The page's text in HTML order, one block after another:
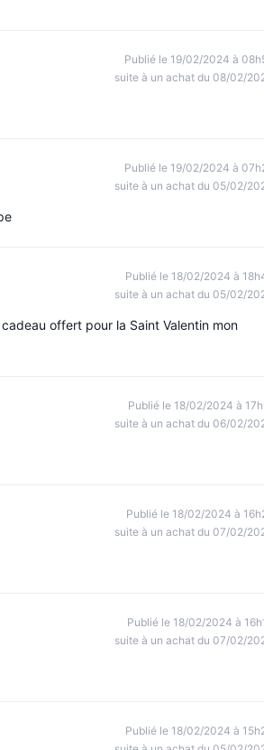
Publié le 19/02/2024 à
suite à un achat du 08/02/
Publié le 19/02/2024 à
suite à un achat du 05/02/
Publié le 18/02/2024 à
suite à un achat du 05/02/
offert pour la Saint Valentin mon
Publié le 18/02/2024 à
suite à un achat du 06/02/
Publié le 18/02/2024 à
suite à un achat du 07/02/
Publié le 18/02/2024 à
suite à un achat du 07/02/
Publié le 18/02/2024 à